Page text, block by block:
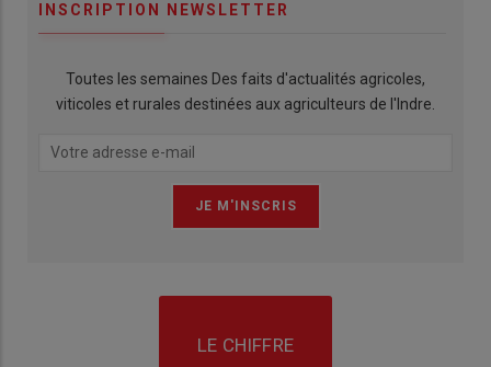
INSCRIPTION NEWSLETTER
Toutes les semaines Des faits d'actualités agricoles,
viticoles et rurales destinées aux agriculteurs de l'Indre.
LE CHIFFRE